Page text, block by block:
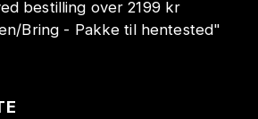
bestilling over 2199 kr
Bring - Pakke til hentested"